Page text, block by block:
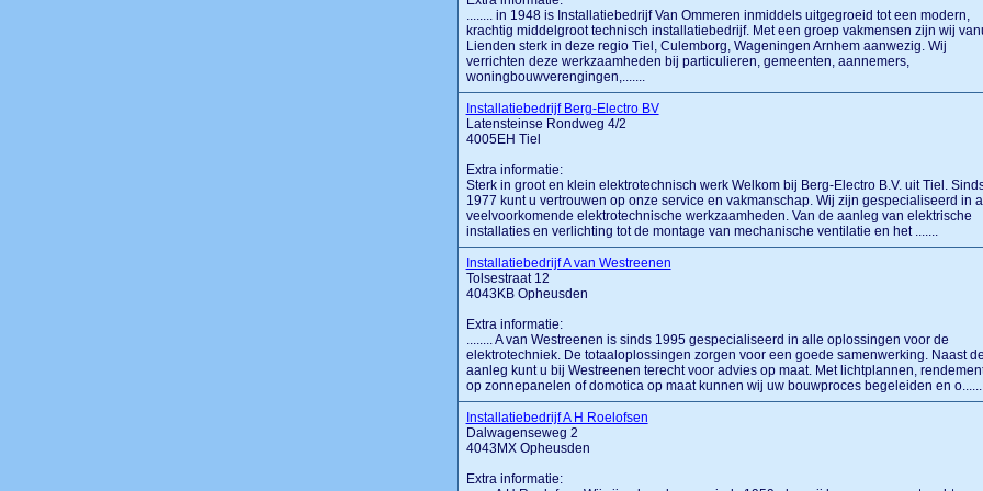
........ in 1948 is Installatiebedrijf Van Ommeren inmiddels uitgegroeid tot een modern,
krachtig middelgroot technisch installatiebedrijf. Met een groep vakmensen zijn wij
Lienden sterk in deze regio Tiel, Culemborg, Wageningen Arnhem aanwezig. Wij
verrichten deze werkzaamheden bij particulieren, gemeenten, aannemers,
woningbouwverengingen,.......
Installatiebedrijf Berg-Electro BV
Latensteinse Rondweg 4/2
4005EH Tiel
Extra informatie:
Sterk in groot en klein elektrotechnisch werk Welkom bij Berg-Electro B.V. uit Tiel.
1977 kunt u vertrouwen op onze service en vakmanschap. Wij zijn gespecialiseerd in
veelvoorkomende elektrotechnische werkzaamheden. Van de aanleg van elektrische
installaties en verlichting tot de montage van mechanische ventilatie en het .......
Installatiebedrijf A van Westreenen
Tolsestraat 12
4043KB Opheusden
Extra informatie:
........ A van Westreenen is sinds 1995 gespecialiseerd in alle oplossingen voor de
elektrotechniek. De totaaloplossingen zorgen voor een goede samenwerking. Naast de
aanleg kunt u bij Westreenen terecht voor advies op maat. Met lichtplannen,
op zonnepanelen of domotica op maat kunnen wij uw bouwproces begeleiden en
Installatiebedrijf A H Roelofsen
Dalwagenseweg 2
4043MX Opheusden
Extra informatie: